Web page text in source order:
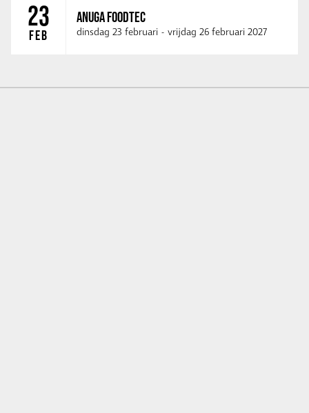
23
FEB
ANUGA FOODTEC
dinsdag 23 februari - vrijdag 26 februari 2027